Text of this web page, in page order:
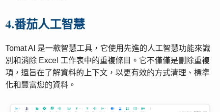
4.番茄人工智慧
Tomat AI 是一款智慧工具，它使用先進的人工智慧功能來識
別和消除 Excel 工作表中的重複條目。它不僅僅是刪除重複
項，還旨在了解資料的上下文，以更有效的方式清理、標準
化和豐富您的資料。